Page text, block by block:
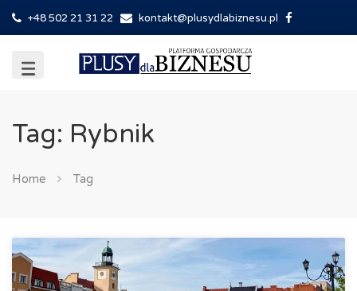
+48 502 21 31 22 kontakt@plusydlabiznesu.pl
Tag: Rybnik
Home Tag